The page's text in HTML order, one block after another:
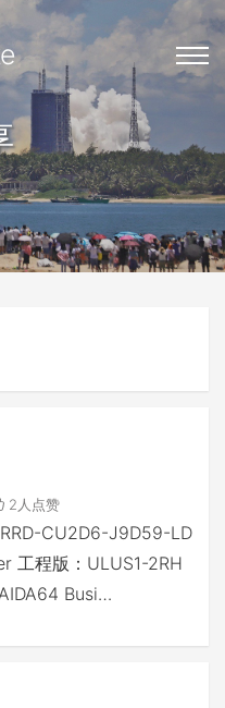
2人点赞
CU2D6-J9D59-LD
工程版：ULUS1-2RH
Busi…